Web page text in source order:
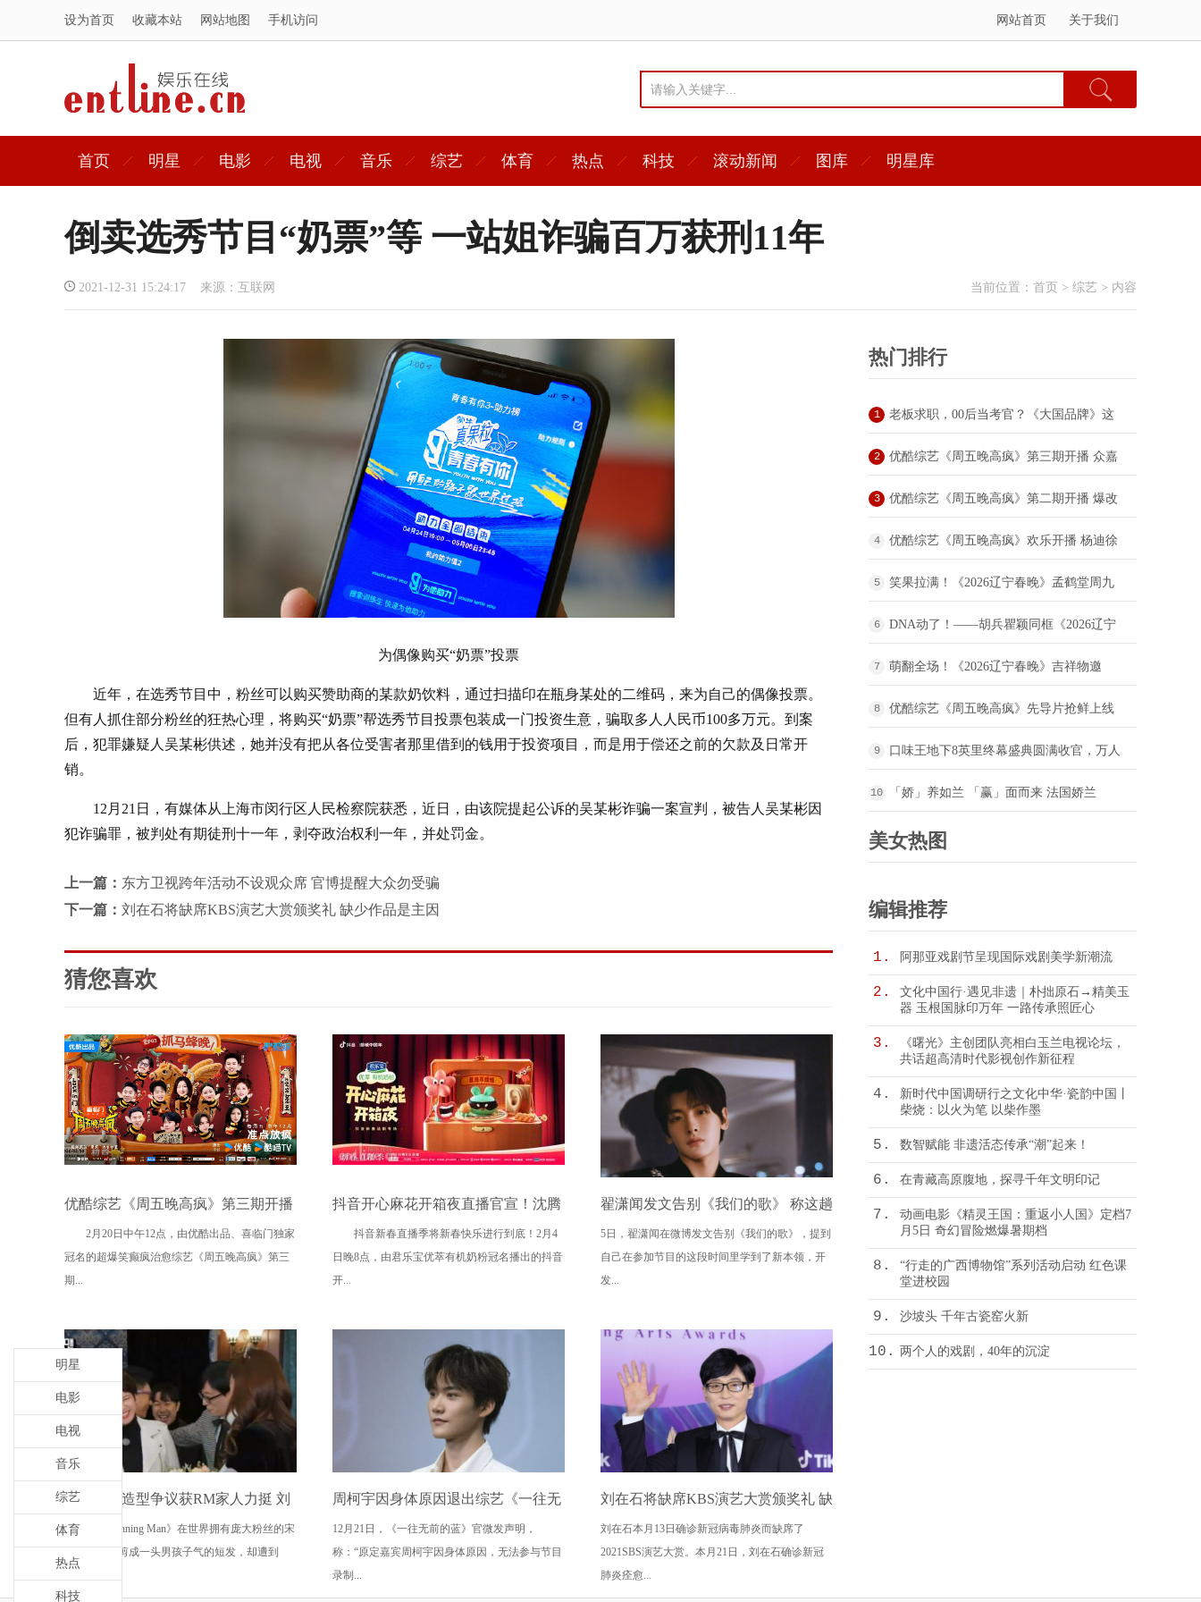
设为首页 收藏本站 网站地图 手机访问 网站首页 关于我们
首页 明星 电影 电视 音乐 综艺 体育 热点 科技 滚动新闻 图库 明星库
倒卖选秀节目“奶票”等 一站姐诈骗百万获刑11年
2021-12-31 15:24:17 来源：互联网 当前位置： 首页 > 综艺 > 内容
为偶像购买“奶票”投票
近年，在选秀节目中，粉丝可以购买赞助商的某款奶饮料，通过扫描印在瓶身某处的二维码，来为自己的偶像投票。
但有人抓住部分粉丝的狂热心理，将购买“奶票”帮选秀节目投票包装成一门投资生意，骗取多人人民币100多万元。到案
后，犯罪嫌疑人吴某彬供述，她并没有把从各位受害者那里借到的钱用于投资项目，而是用于偿还之前的欠款及日常开
销。
12月21日，有媒体从上海市闵行区人民检察院获悉，近日，由该院提起公诉的吴某彬诈骗一案宣判，被告人吴某彬因
犯诈骗罪，被判处有期徒刑十一年，剥夺政治权利一年，并处罚金。
上一篇： 东方卫视跨年活动不设观众席 官博提醒大众勿受骗
下一篇： 刘在石将缺席KBS演艺大赏颁奖礼 缺少作品是主因
猜您喜欢
优酷综艺《周五晚高疯》第三期开播
众嘉宾复刻春晚名场面唤起回忆杀
2月20日中午12点，由优酷出品、喜临门独家
冠名的超爆笑癫疯治愈综艺《周五晚高疯》第三
期...
抖音开心麻花开箱夜直播官宣！沈腾
马丽领衔超强喜剧阵容挑战爆笑天花
板
抖音新春直播季将新春快乐进行到底！2月4
日晚8点，由君乐宝优萃有机奶粉冠名播出的抖音
开...
翟潇闻发文告别《我们的歌》 称这趟
旅程收获满满
5日，翟潇闻在微博发文告别《我们的歌》，提到
自己在参加节目的这段时间里学到了新本领，开
发...
宋智孝陷造型争议获RM家人力挺 刘
在石:你很会穿
因韩综《Running Man》在世界拥有庞大粉丝的宋
智孝，日前剪成一头男孩子气的短发，却遭到
周柯宇因身体原因退出综艺《一往无
前的蓝》录制
12月21日，《一往无前的蓝》官微发声明，
称：“原定嘉宾周柯宇因身体原因，无法参与节目
录制...
刘在石将缺席KBS演艺大赏颁奖礼 缺
少作品是主因
刘在石本月13日确诊新冠病毒肺炎而缺席了
2021SBS演艺大赏。本月21日，刘在石确诊新冠
肺炎痊愈...
热门排行
1 老板求职，00后当考官？《大国品牌》这
场“反向招聘”脱口秀，让企业家“集体破防”
2 优酷综艺《周五晚高疯》第三期开播 众嘉
宾复刻春晚名场面唤起回忆杀
3 优酷综艺《周五晚高疯》第二期开播 爆改
职场智斗老板欢乐升级
4 优酷综艺《周五晚高疯》欢乐开播 杨迪徐
志胜综艺半壁江山巅峰对垒疯度狂飙
5 笑果拉满！《2026辽宁春晚》孟鹤堂周九
良重磅回归
6 DNA动了！——胡兵瞿颖同框《2026辽宁
春晚》
7 萌翻全场！《2026辽宁春晚》吉祥物邀
您“马上”接好运
8 优酷综艺《周五晚高疯》先导片抢鲜上线
全员集体发疯打造超爆笑的“癫疯”治愈综艺
9 口味王地下8英里终幕盛典圆满收官，万人
见证中文说唱历史时刻
10 「娇」养如兰 「赢」面而来 法国娇兰
「赢」面开年 耀启新岁华章
美女热图
编辑推荐
1. 阿那亚戏剧节呈现国际戏剧美学新潮流
2.
文化中国行·遇见非遗｜朴拙原石→精美玉
器 玉根国脉印万年 一路传承照匠心
3.
《曙光》主创团队亮相白玉兰电视论坛，
共话超高清时代影视创作新征程
4.
新时代中国调研行之文化中华·瓷韵中国丨
柴烧：以火为笔 以柴作墨
5. 数智赋能 非遗活态传承“潮”起来！
6. 在青藏高原腹地，探寻千年文明印记
7.
动画电影《精灵王国：重返小人国》定档7
月5日 奇幻冒险燃爆暑期档
8.
“行走的广西博物馆”系列活动启动 红色课
堂进校园
9. 沙坡头 千年古瓷窑火新
10.
两个人的戏剧，40年的沉淀
明星
电影
电视
音乐
综艺
体育
热点
科技